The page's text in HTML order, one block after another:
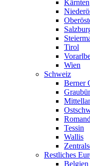
Kärnten
Tirol
Wien
Schweiz
Berner
Tessin
Wallis
Restliches
Belgien